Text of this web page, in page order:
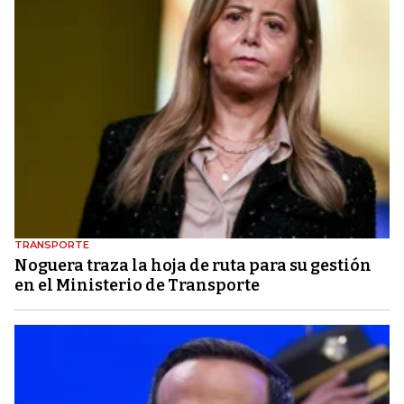
TRANSPORTE
Noguera traza la hoja de ruta para su gestión
en el Ministerio de Transporte